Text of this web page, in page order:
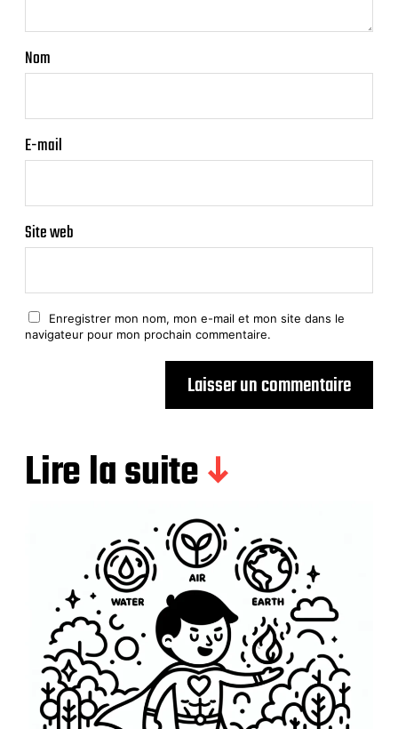
Nom
E-mail
Site web
Enregistrer mon nom, mon e-mail et mon site dans le
navigateur pour mon prochain commentaire.
Lire la suite